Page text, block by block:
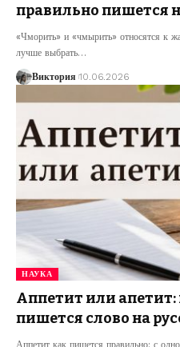
правильно пишется
«Чморить» и «чмырить» относятся к
лучше выбрать…
Виктория 10.06.2026
НАУКА
Аппетит или апетит:
пишется слово на
Аппетит как пишется правильно: с